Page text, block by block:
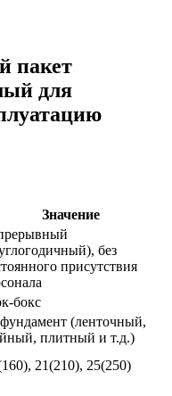
пакет
для
Значение
без
присутствия
бокс
(ленточный,
плитный и т.д.)
21(210), 25(250)